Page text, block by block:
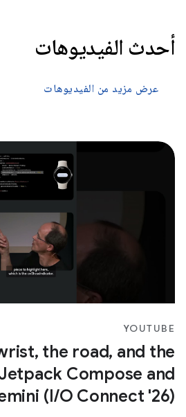
أحدث الفيديوهات
عرض مزيد من الفيديوهات
YOUTUBE
the road, and the
Compose and
(I/O Connect '26)